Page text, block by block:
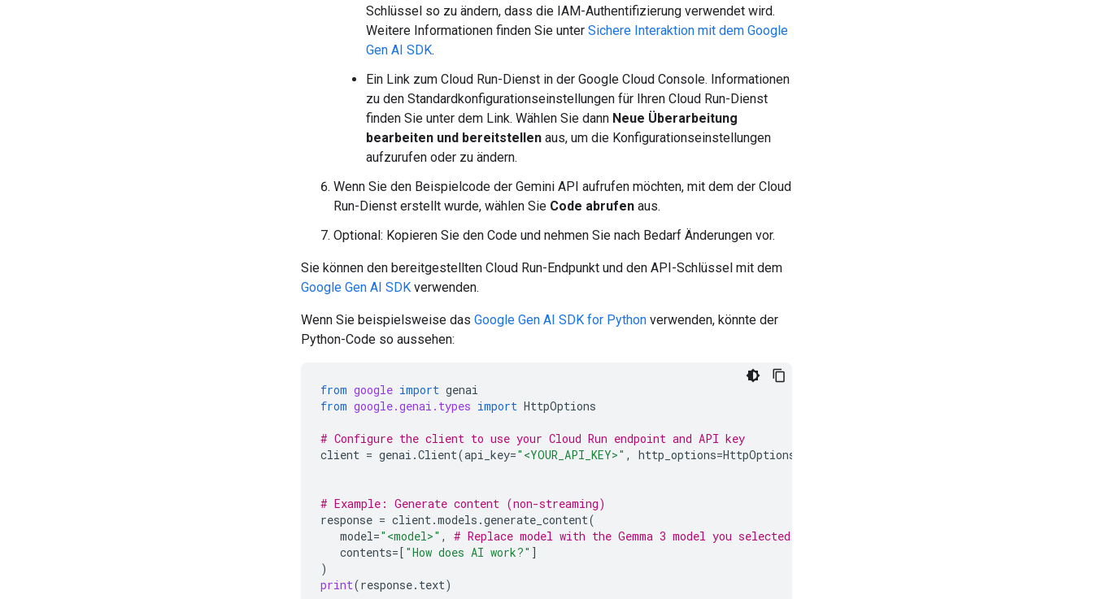
Schlüssel so zu ändern, dass die IAM-Authentifizierung verwendet wird.
Weitere Informationen finden Sie unter Sichere Interaktion mit dem Google
Gen AI SDK.
Ein Link zum Cloud Run-Dienst in der Google Cloud Console. Informationen
zu den Standardkonfigurationseinstellungen für Ihren Cloud Run-Dienst
finden Sie unter dem Link. Wählen Sie dann Neue Überarbeitung
bearbeiten und bereitstellen aus, um die Konfigurationseinstellungen
aufzurufen oder zu ändern.
Wenn Sie den Beispielcode der Gemini API aufrufen möchten, mit dem der Cloud
Run-Dienst erstellt wurde, wählen Sie Code abrufen aus.
Optional: Kopieren Sie den Code und nehmen Sie nach Bedarf Änderungen vor.
Sie können den bereitgestellten Cloud Run-Endpunkt und den API-Schlüssel mit dem
Google Gen AI SDK verwenden.
Wenn Sie beispielsweise das Google Gen AI SDK for Python verwenden, könnte der
Python-Code so aussehen:
from google import genai
from google.genai.types import HttpOptions
# Configure the client to use your Cloud Run endpoint and API key
client = genai .Client(api_key="<YOUR_API_KEY>" , http_options=HttpOptions
# Example: Generate content (non-streaming)
response = client.models .generate_content(
model="<model>" ,
# Replace model with the Gemma 3 model you selected in Google AI Studio, such as "gemma-3-1b-it".
contents=[ "How does AI work?" ]
)
print(response. text)